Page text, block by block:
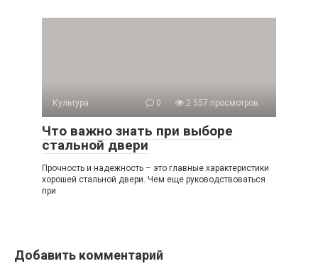
Культура 0 2 557 просмотров
Что важно знать при выборе
стальной двери
Прочность и надежность – это главные характеристики
хорошей стальной двери. Чем еще руководствоваться
при
Добавить комментарий